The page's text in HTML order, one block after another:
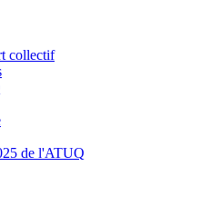
collectif
de l'ATUQ